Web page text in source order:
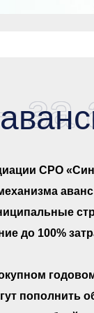
за
СРО
до 100%
пополнить